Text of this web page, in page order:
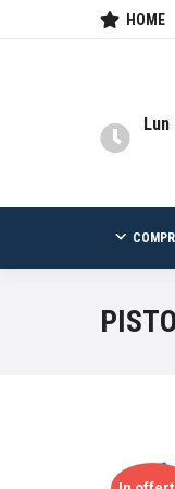
HOME
Lun